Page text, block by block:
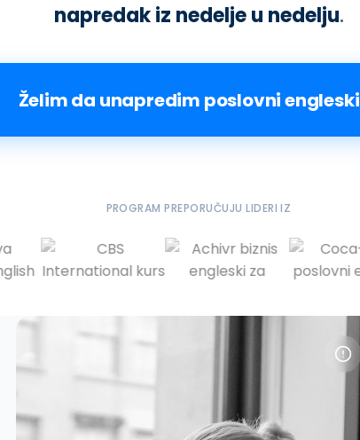
napredak iz nedelje u nedelju.
Želim da unapredim poslovni engleski
PROGRAM PREPORUČUJU LIDERI IZ